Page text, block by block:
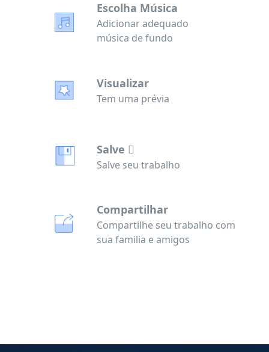
Escolha Música
Adicionar adequado
música de fundo
Visualizar
Tem uma prévia
Salve 
Salve seu trabalho
Compartilhar
Compartilhe seu trabalho com
sua familia e amigos